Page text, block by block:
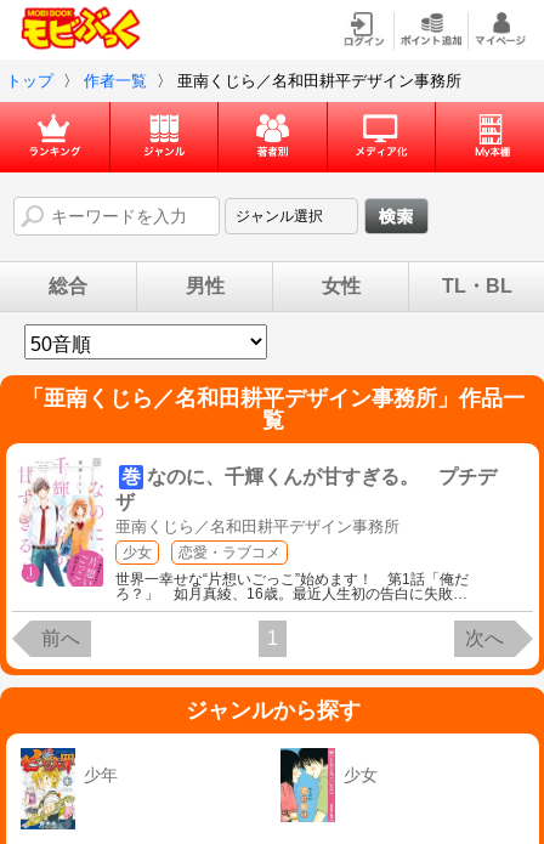
トップ 〉 作者一覧 〉 亜南くじら／名和田耕平デザイン事務所
総合 男性 女性 TL・BL
「 亜南くじら／名和田耕平デザイン事務所」作品一
覧
巻 なのに、千輝くんが甘すぎる。 プチデ
ザ
亜南くじら／名和田耕平デザイン事務所
少女
恋愛・ラブコメ
世界一幸せな“片想いごっこ”始めます！ 第1話「俺だ
ろ？」 如月真綾、16歳。最近人生初の告白に失敗…
前へ 1 次へ
ジャンルから探す
少年 少女